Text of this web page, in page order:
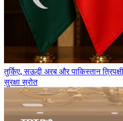
तुर्किए, सऊदी अरब और पाकिस्तान
सुरक्षा स्रोत